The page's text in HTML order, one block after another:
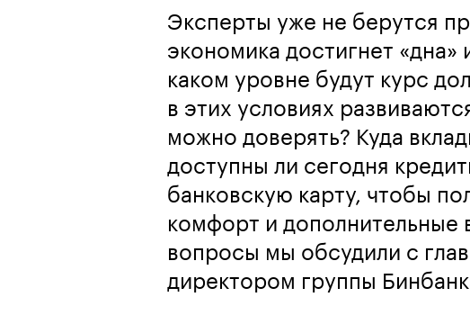
Эксперты уже не берутся
экономика достигнет
каком уровне будут курс
в этих условиях
можно доверять? Куда
доступны ли сегодня
банковскую карту, чтобы
комфорт и дополнительные
вопросы мы обсудили с
директором группы